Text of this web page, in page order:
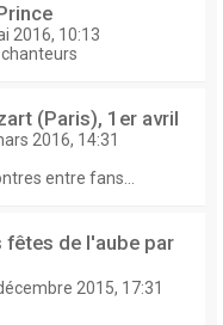
2016, 10:13
chanteurs
(Paris), 1er avril
2016, 14:31
entre fans...
fêtes de l'aube par
2015, 17:31